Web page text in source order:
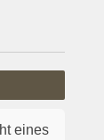
eines